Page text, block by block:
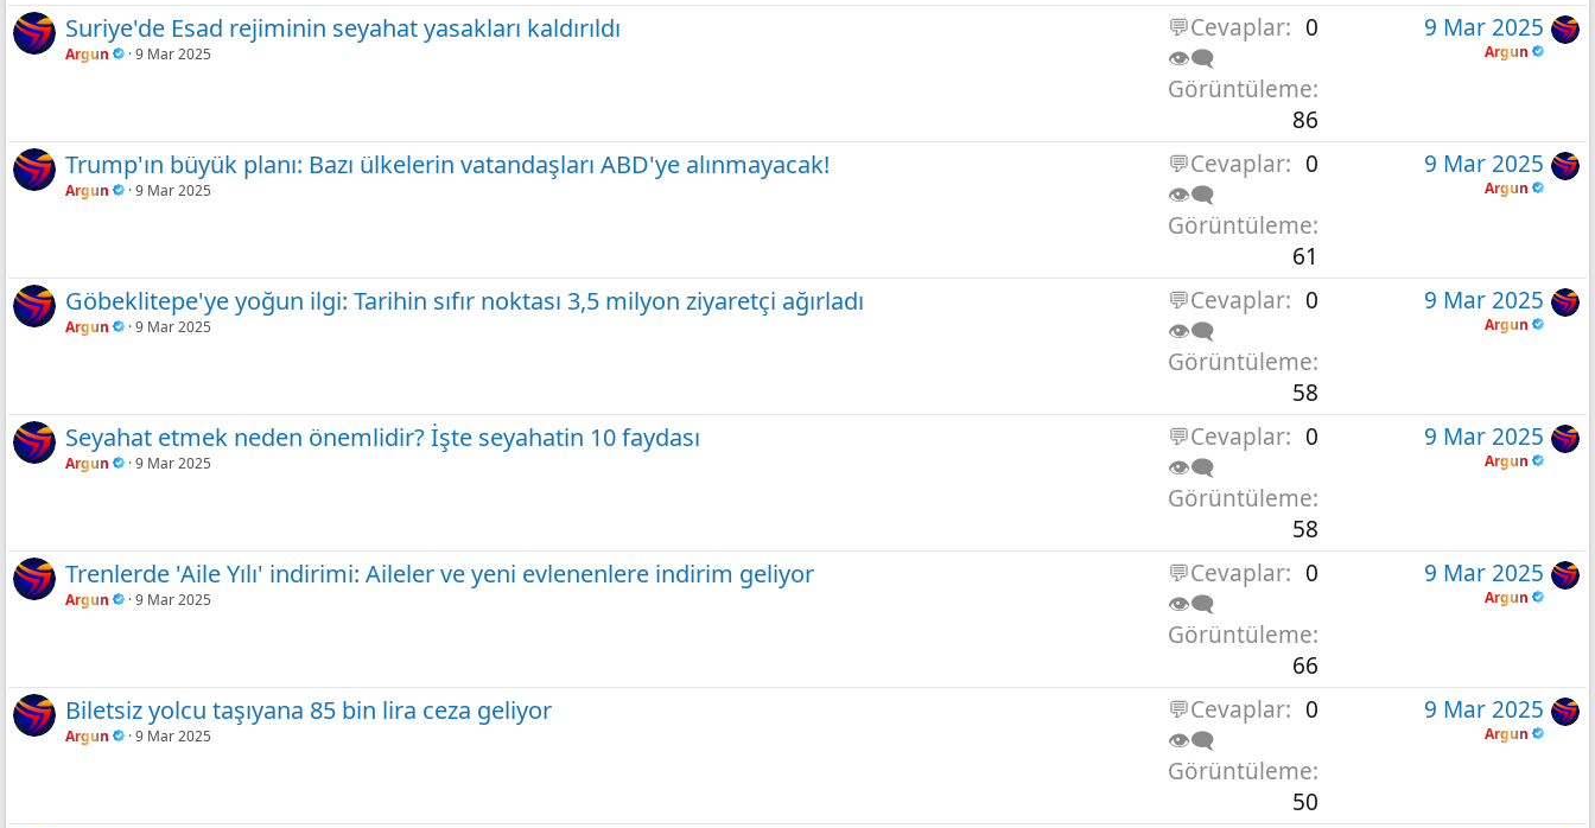
Suriye'de Esad rejiminin seyahat yasakları kaldırıldı
Argun 9 Mar 2025
💬Cevaplar
0
👁️‍🗨️
Görüntüleme
86
9 Mar 2025
Argun
Trump'ın büyük planı: Bazı ülkelerin vatandaşları ABD'ye alınmayacak!
Argun 9 Mar 2025
💬Cevaplar
0
👁️‍🗨️
Görüntüleme
61
9 Mar 2025
Argun
Göbeklitepe'ye yoğun ilgi: Tarihin sıfır noktası 3,5 milyon ziyaretçi ağırladı
Argun 9 Mar 2025
💬Cevaplar
0
👁️‍🗨️
Görüntüleme
58
9 Mar 2025
Argun
Seyahat etmek neden önemlidir? İşte seyahatin 10 faydası
Argun 9 Mar 2025
💬Cevaplar
0
👁️‍🗨️
Görüntüleme
58
9 Mar 2025
Argun
Trenlerde 'Aile Yılı' indirimi: Aileler ve yeni evlenenlere indirim geliyor
Argun 9 Mar 2025
💬Cevaplar
0
👁️‍🗨️
Görüntüleme
66
9 Mar 2025
Argun
Biletsiz yolcu taşıyana 85 bin lira ceza geliyor
Argun 9 Mar 2025
💬Cevaplar
0
👁️‍🗨️
Görüntüleme
50
9 Mar 2025
Argun